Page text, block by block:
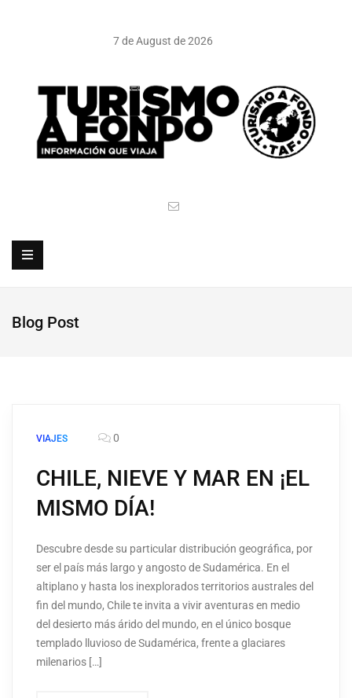
7 de August de 2026
Blog Post
VIAJES 0
CHILE, NIEVE Y MAR EN ¡EL
MISMO DÍA!
Descubre desde su particular distribución geográfica, por
ser el país más largo y angosto de Sudamérica. En el
altiplano y hasta los inexplorados territorios australes del
fin del mundo, Chile te invita a vivir aventuras en medio
del desierto más árido del mundo, en el único bosque
templado lluvioso de Sudamérica, frente a glaciares
milenarios […]